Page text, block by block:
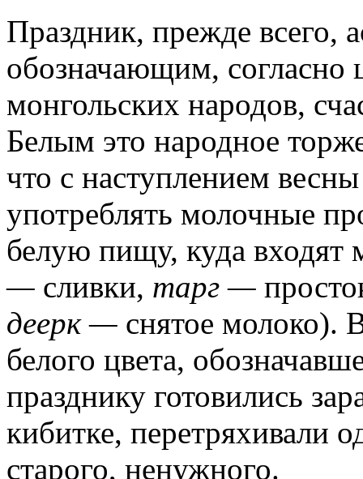
Праздник, прежде всего,
обозначающим, согласно
монгольских народов,
Белым это народное
что с наступлением
употреблять молочные
белую пищу, куда входят
— сливки, тарг —
деерк — снятое молоко).
белого цвета,
празднику готовились
кибитке, перетряхивали
старого, ненужного.